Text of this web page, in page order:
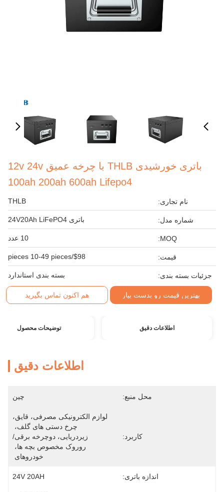
باتری خورشیدی THLB با چرخه عمیق 12v 24v
100ah 200ah 600ah Lifepo4
نام تجاری: THLB
شماره مدل: باتری 24V20Ah LiFePO4
MOQ: 10 عدد
قیمت: $98/pieces 10-49 pieces
جزئیات بسته بندی: بسته بندی استاندارد
بهترین قیمت رو بدست بیار هم اکنون تماس بگیرید
اطلاعات دقیق توضیحات محصول
اطلاعات دقیق
محل منبع: چین
کاربرد:
زیردریایی، دوچرخه برقی/
خودروهای
اندازه باتری: 24V 20AH